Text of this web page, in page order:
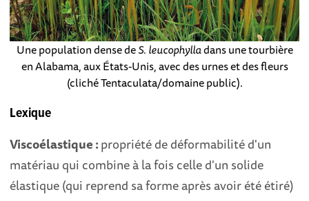
Une population dense deS. leucophylladans une tourbière
en Alabama, aux États-Unis, avec des urnes et des fleurs
(cliché Tentaculata/domaine public).
Lexique
Viscoélastique :propriété de déformabilité d'un
matériau qui combine à la fois celle d'un solide
élastique (qui reprend sa forme après avoir été étiré)